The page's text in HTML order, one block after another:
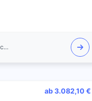
New Elements GmbH / IT-Schulungen.com
ab 3.082,10 €